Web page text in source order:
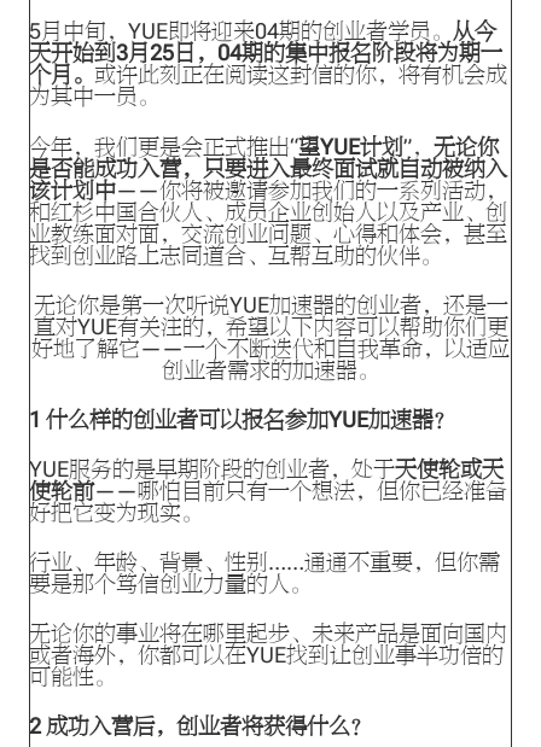
5月中旬，YUE即将迎来04期的创业者学员。 从今
天开始到3月25日，04期的集中报名阶段将为期一
个月。 或许此刻正在阅读这封信的你，将有机会成
为其中一员。
今年，我们更是会正式推出“望YUE计划”， 无论你
是否能成功入营，只要进入最终面试就自动被纳入
该计划中——你将被邀请参加我们的一系列活动，
和红杉中国合伙人、成员企业创始人以及产业、创
业教练面对面，交流创业问题、心得和体会，甚至
找到创业路上志同道合、互帮互助的伙伴。
无论你是第一次听说YUE加速器的创业者，还是一
直对YUE有关注的，希望以下内容可以帮助你们更
好地了解它——一个不断迭代和自我革命，以适应
创业者需求的加速器。
1 什么样的创业者可以报名参加YUE加速器？
YUE服务的是早期阶段的创业者，处于天使轮或天
使轮前——哪怕目前只有一个想法，但你已经准备
好把它变为现实。
行业、年龄、背景、性别……通通不重要，但你需
要是那个笃信创业力量的人。
无论你的事业将在哪里起步、未来产品是面向国内
或者海外，你都可以在YUE找到让创业事半功倍的
可能性。
2 成功入营后，创业者将获得什么？